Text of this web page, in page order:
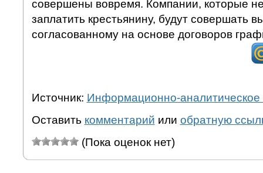
совершены вовремя. Компании, которые не
заплатить крестьянину, будут совершать
согласованному на основе договоров
Источник: Информационно-аналитическое
Оставить комментарий или обратную
(Пока оценок нет)